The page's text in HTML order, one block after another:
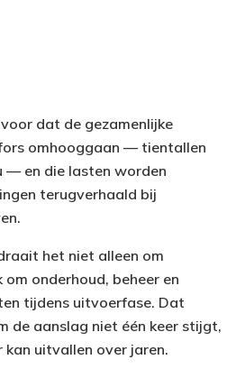
dat de gezamenlijke
omhooggaan — tientallen
— en die lasten worden
terugverhaald bij
het niet alleen om
onderhoud, beheer en
tijdens uitvoerfase. Dat
de aanslag niet één keer stijgt,
uitvallen over jaren.